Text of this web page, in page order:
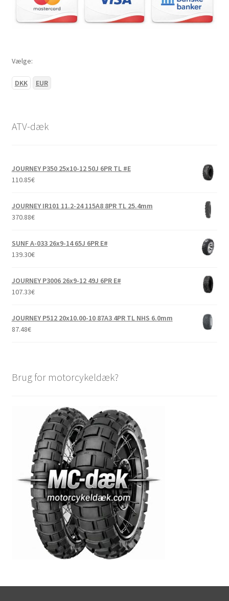
Vælge:
DKK EUR
ATV-dæk
JOURNEY P350 25x10-12 50J 6PR TL #E
110.85€
JOURNEY IR101 11.2-24 115A8 8PR TL 25.4mm
370.88€
SUNF A-033 26x9-14 65J 6PR E#
139.30€
JOURNEY P3006 26x9-12 49J 6PR E#
107.33€
JOURNEY P512 20x10.00-10 87A3 4PR TL NHS 6.0mm
87.48€
Brug for motorcykeldæk?